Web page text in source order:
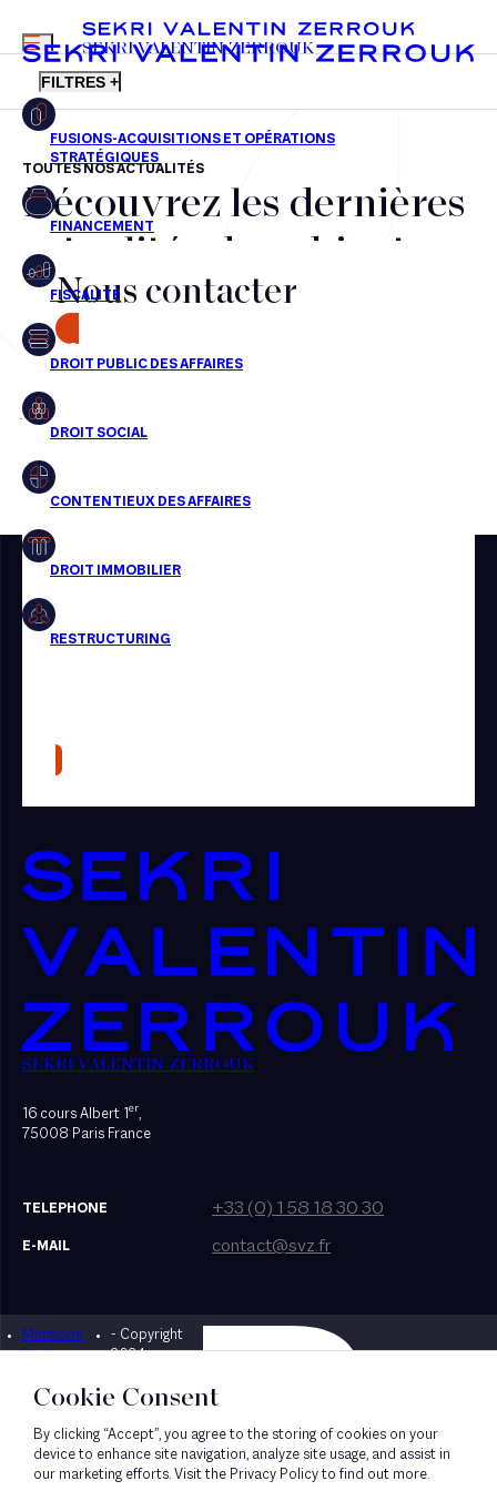
FR EN
MENU
SEKRI VALENTIN ZERROUK
FILTRES +
Fusions-acquisitions et opérations stratégiques
Financement
Fiscalité
Droit public des affaires
Droit social
Droit immobilier
Restructuring
Presse
TOUTES NOS ACTUALITÉS
Découvrez les dernières
actualités du cabinet,
nos récompenses et nos
transactions, jour après
jour
Aucun résultats pour cette recherche
Nous contacter
SEKRI VALENTIN ZERROUK
16 cours Albert 1er,
75008 Paris France
TELEPHONE +33 (0) 1 58 18 30 30
E-MAIL contact@svz.fr
Mentions
légales
- Copyright
2024
Designed by Bonhomme
Cookie Consent
By clicking “Accept”, you agree to the storing of cookies on your
device to enhance site navigation, analyze site usage, and assist in
our marketing efforts. Visit the Privacy Policy to find out more.